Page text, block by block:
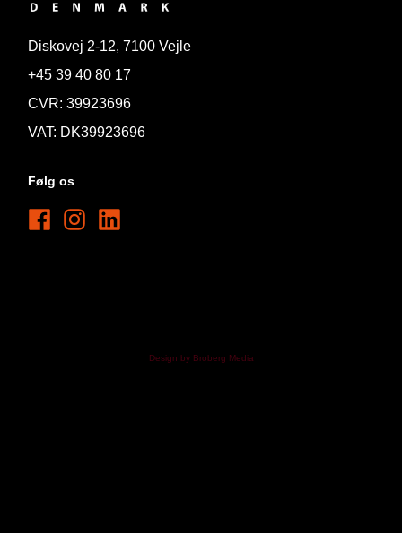
Diskovej 2-12, 7100 Vejle
+45 39 40 80 17
CVR: 39923696
VAT: DK39923696
Følg os
Design by Broberg Media